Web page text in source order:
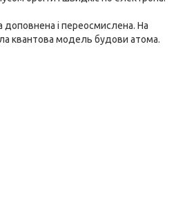
доповнена і переосмислена. На
квантова модель будови атома.